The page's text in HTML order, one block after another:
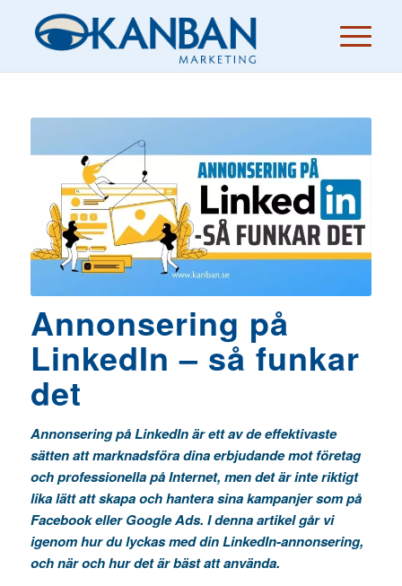
Annonsering på
LinkedIn – så funkar
det
Annonsering på LinkedIn är ett av de effektivaste
sätten att marknadsföra dina erbjudande mot företag
och professionella på Internet, men det är inte riktigt
lika lätt att skapa och hantera sina kampanjer som på
Facebook eller Google Ads. I denna artikel går vi
igenom hur du lyckas med din LinkedIn-annonsering,
och när och hur det är bäst att använda.